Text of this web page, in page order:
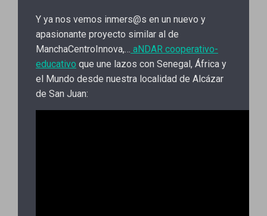
Y ya nos vemos inmers@s en un nuevo y
apasionante proyecto similar al de
ManchaCentroInnova,… aNDAR cooperativo-
educativo que une lazos con Senegal, África y
el Mundo desde nuestra localidad de Alcázar
de San Juan: